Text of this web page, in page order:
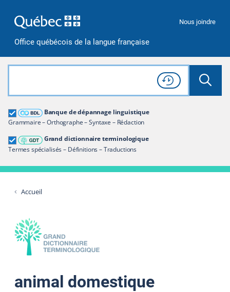
Office québécois de la langue française
Nous joindre
Rechercher dans tout le site
Lancer
Consulter l'
Historique
de recherche
Banque de dépannage linguistique
Grammaire – Orthographe – Syntaxe – Rédaction
Grand dictionnaire terminologique
Termes spécialisés – Définitions – Traductions
Grand dictionnaire terminologique
Restreindre aux termes
Accueil
animal domestique